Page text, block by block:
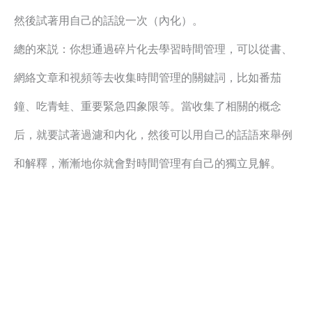
然後試著用自己的話說一次（內化）。
總的來説：你想通過碎片化去學習時間管理，可以從書、
網絡文章和視頻等去收集時間管理的關鍵詞，比如番茄
鐘、吃青蛙、重要緊急四象限等。當收集了相關的概念
后，就要試著過濾和内化，然後可以用自己的話語來舉例
和解釋，漸漸地你就會對時間管理有自己的獨立見解。